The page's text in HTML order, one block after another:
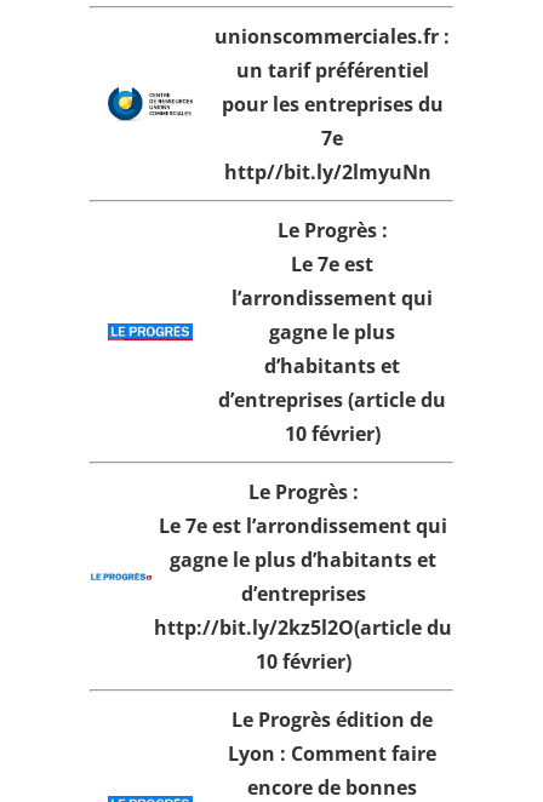
unionscommerciales.fr :
un tarif préférentiel
pour les entreprises du
7e
http//bit.ly/2lmyuNn
Le Progrès :
Le 7e est
l’arrondissement qui
gagne le plus
d’habitants et
d’entreprises(article du
10 février)
Le Progrès :
Le 7e est l’arrondissement qui
gagne le plus d’habitants et
d’entreprises
http://bit.ly/2kz5l2O(article du
10 février)
Le Progrès édition de
Lyon : Commentfaire
encore de bonnes